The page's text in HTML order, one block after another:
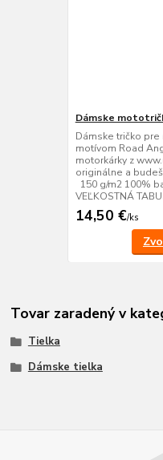
Dámske
Dámske tričko
motívom Road
motorkárky z
originálne a
150 g/m2 100%
VEĽKOSTNÁ
14,50 €/ks
Tovar zaradený v
Tielka
Dámske tielka